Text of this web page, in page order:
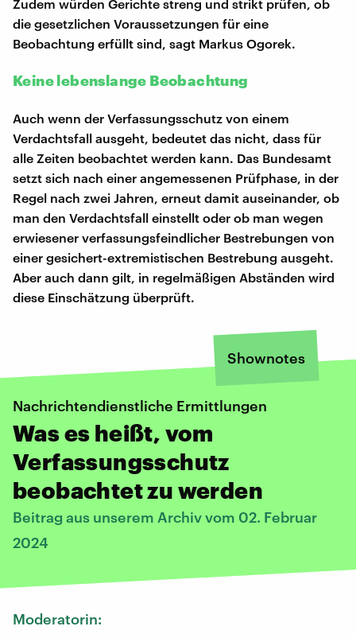
Zudem würden Gerichte streng und strikt prüfen, ob
die gesetzlichen Voraussetzungen für eine
Beobachtung erfüllt sind, sagt Markus Ogorek.
Keine lebenslange Beobachtung
Auch wenn der Verfassungsschutz von einem
Verdachtsfall ausgeht, bedeutet das nicht, dass für
alle Zeiten beobachtet werden kann. Das Bundesamt
setzt sich nach einer angemessenen Prüfphase, in der
Regel nach zwei Jahren, erneut damit auseinander, ob
man den Verdachtsfall einstellt oder ob man wegen
erwiesener verfassungsfeindlicher Bestrebungen von
einer gesichert-extremistischen Bestrebung ausgeht.
Aber auch dann gilt, in regelmäßigen Abständen wird
diese Einschätzung überprüft.
Shownotes
Nachrichtendienstliche Ermittlungen
Was es heißt, vom
Verfassungsschutz
beobachtet zu werden
Beitrag aus unserem Archiv vom 02. Februar
2024
Moderatorin: